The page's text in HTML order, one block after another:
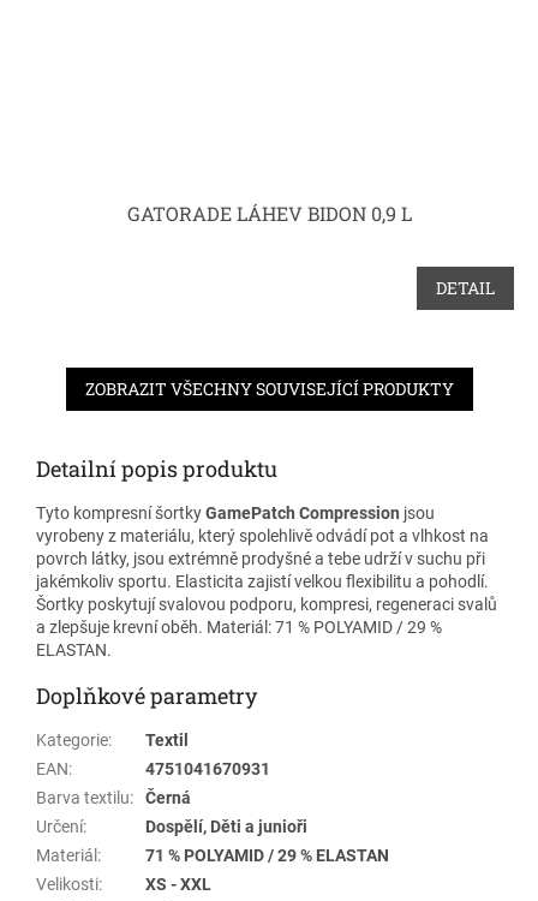
GATORADE LÁHEV BIDON 0,9 L
DETAIL
ZOBRAZIT VŠECHNY SOUVISEJÍCÍ PRODUKTY
Detailní popis produktu
Tyto kompresní šortkyGamePatch Compression jsou
vyrobeny z materiálu, který spolehlivě odvádí pot a vlhkost na
povrch látky, jsou extrémně prodyšné a tebe udrží v suchu při
jakémkoliv sportu. Elasticita zajistí velkou flexibilitu a pohodlí.
Šortky poskytují svalovou podporu, kompresi, regeneraci svalů
a zlepšuje krevní oběh. Materiál: 71 % POLYAMID / 29 %
ELASTAN.
Doplňkové parametry
Kategorie:
Textil
EAN:
4751041670931
Barva textilu:
Černá
Určení:
Dospělí, Děti a junioři
Materiál :
71 % POLYAMID / 29 % ELASTAN
Velikosti:
XS - XXL